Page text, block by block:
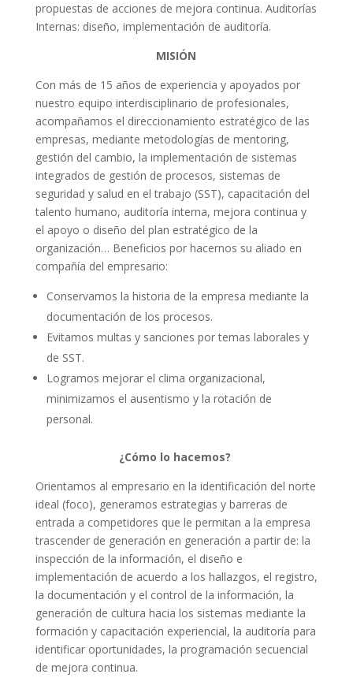
propuestas de acciones de mejora continua. Auditorías
Internas: diseño, implementación de auditoría.
MISIÓN
Con más de 15 años de experiencia y apoyados por
nuestro equipo interdisciplinario de profesionales,
acompañamos el direccionamiento estratégico de las
empresas, mediante metodologías de mentoring,
gestión del cambio, la implementación de sistemas
integrados de gestión de procesos, sistemas de
seguridad y salud en el trabajo (SST), capacitación del
talento humano, auditoría interna, mejora continua y
el apoyo o diseño del plan estratégico de la
organización… Beneficios por hacernos su aliado en
compañía del empresario:
Conservamos la historia de la empresa mediante la
documentación de los procesos.
Evitamos multas y sanciones por temas laborales y
de SST.
Logramos mejorar el clima organizacional,
minimizamos el ausentismo y la rotación de
personal.
¿Cómo lo hacemos?
Orientamos al empresario en la identificación del norte
ideal (foco), generamos estrategias y barreras de
entrada a competidores que le permitan a la empresa
trascender de generación en generación a partir de: la
inspección de la información, el diseño e
implementación de acuerdo a los hallazgos, el registro,
la documentación y el control de la información, la
generación de cultura hacia los sistemas mediante la
formación y capacitación experiencial, la auditoría para
identificar oportunidades, la programación secuencial
de mejora continua.